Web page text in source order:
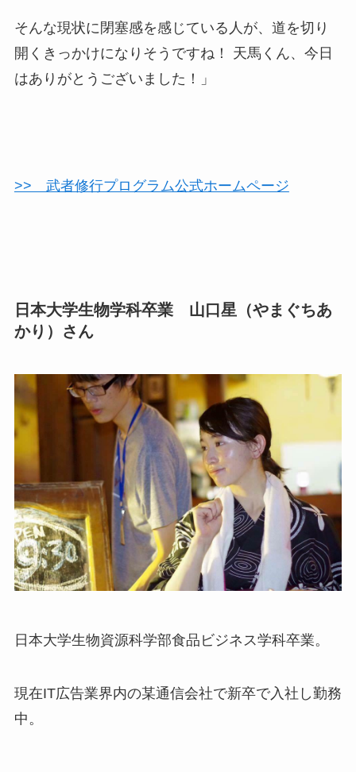
そんな現状に閉塞感を感じている人が、道を切り
開くきっかけになりそうですね！ 天馬くん、今日
はありがとうございました！」
>> 武者修行プログラム公式ホームページ
日本大学生物学科卒業 山口星（やまぐちあ
かり）さん
日本大学生物資源科学部食品ビジネス学科卒業。
現在IT広告業界内の某通信会社で新卒で入社し勤務
中。